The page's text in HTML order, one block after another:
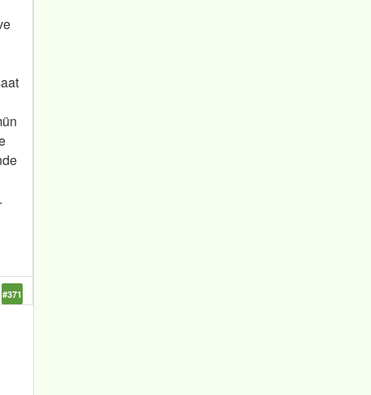
#371